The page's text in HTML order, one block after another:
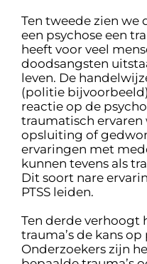
Ten tweede zien we
een psychose een
heeft voor veel
doodsangsten
leven. De
(politie
reactie op de
traumatisch
opsluiting of
ervaringen met
kunnen tevens als
Dit soort nare
PTSS leiden.
Ten derde verhoogt
trauma’s de kans
Onderzoekers zijn